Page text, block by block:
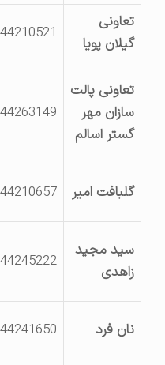
تعاونی
گیلان پویا
1344210521
تعاونی پالت
سازان مهر
گستر اسالم
1344263149
گلبافت امیر 1344210657
سید مجید
زاهدی
1344245222
نان فرد 1344241650